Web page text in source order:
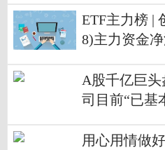
ETF主力榜 |
8)主力资金
A股千亿巨
司目前“已基
用心用情做